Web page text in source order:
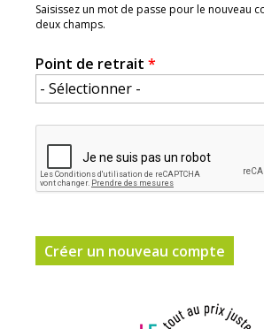
Saisissez un mot de passe pour le nouveau
deux champs.
Point de retrait *